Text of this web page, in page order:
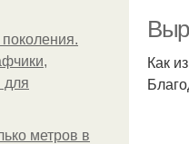
для
метров в
Как